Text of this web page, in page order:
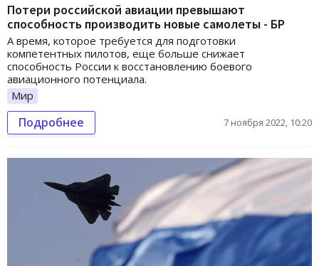
Потери российской авиации превышают
способность производить новые самолеты - БР
А время, которое требуется для подготовки
компетентных пилотов, еще больше снижает
способность России к восстановлению боевого
авиационного потенциала.
Мир
Подробнее 7 ноября 2022, 10:20